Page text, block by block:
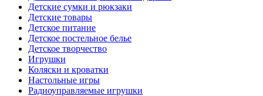
Детские сумки и рюкзаки
Детские товары
Детское питание
Детское постельное белье
Детское творчество
Игрушки
Коляски и кроватки
Настольные игры
Радиоуправляемые игрушки